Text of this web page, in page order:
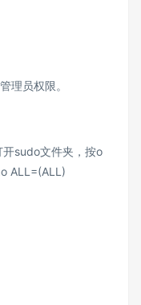
理员权限。
sudo文件夹，按o
ALL=(ALL)